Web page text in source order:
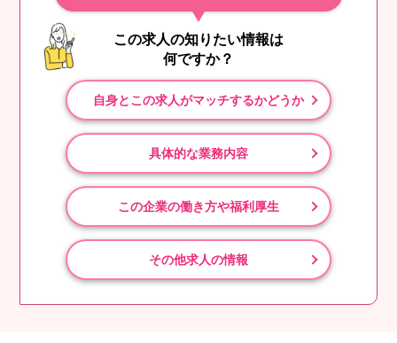
この求人の知りたい情報は
何ですか？
自身とこの求人がマッチするかどうか
具体的な業務内容
この企業の働き方や福利厚生
その他求人の情報